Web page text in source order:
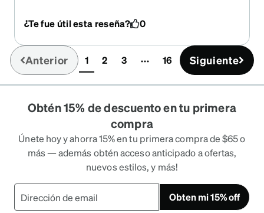
¿Te fue útil esta reseña? 0
Anterior 1(current)
2 3 16 Siguiente
Obtén 15% de descuento en tu primera
compra
Únete hoy y ahorra 15% en tu primera compra de $65 o
más — además obtén acceso anticipado a ofertas,
nuevos estilos, y más!
Obten mi 15% off